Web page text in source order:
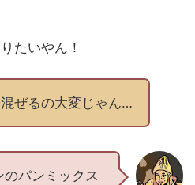
たいやん！
ぜるの大変じゃん…
パンミックス